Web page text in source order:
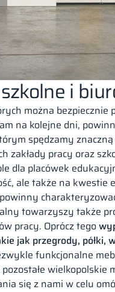
i
można bezpiecznie
na kolejne dni,
spędzamy
zakłady pracy oraz
dla placówek
ale także na kwestie
towarzyszy także
pracy. Oprócz tego
jak przegrody, półki,
funkcjonalne
wielkopolskie
się z nami w celu